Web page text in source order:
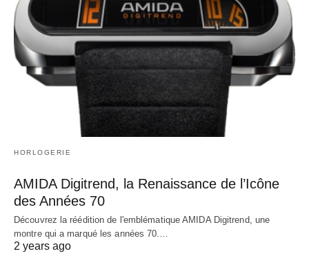
HORLOGERIE
AMIDA Digitrend, la Renaissance de l’Icône
des Années 70
Découvrez la réédition de l'emblématique AMIDA Digitrend, une
montre qui a marqué les années 70.…
2 years ago